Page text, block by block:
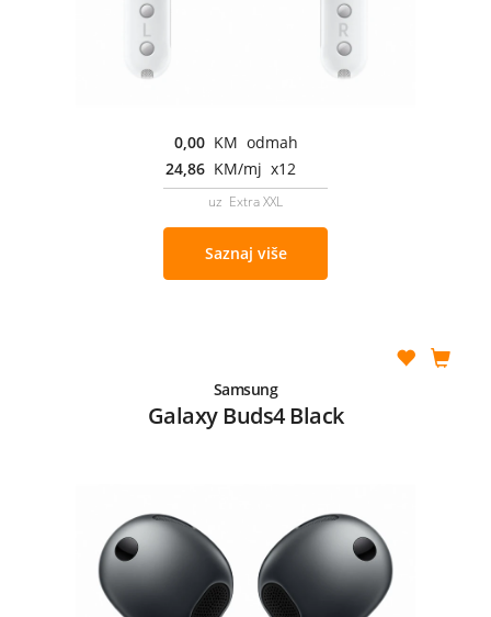
0,00 KM odmah
24,86 KM/mj x12
uz Extra XXL
Saznaj više
Samsung
Galaxy Buds4 Black